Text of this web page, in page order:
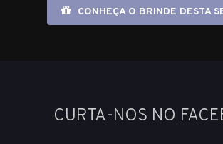
CONHEÇA O BRINDE DESTA
CURTA-NOS NO